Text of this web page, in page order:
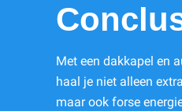
Met een dakkapel en
haal je niet alleen
maar ook forse